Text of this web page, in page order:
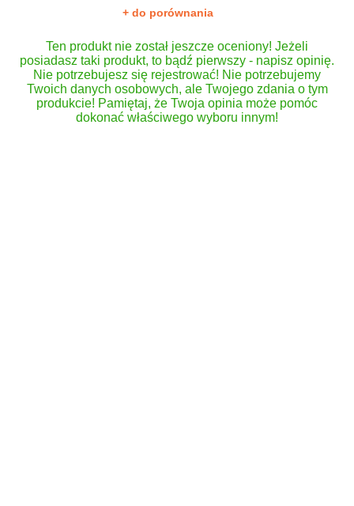
+ do porównania
Ten produkt nie został jeszcze oceniony! Jeżeli
posiadasz taki produkt, to bądź pierwszy - napisz opinię.
Nie potrzebujesz się rejestrować! Nie potrzebujemy
Twoich danych osobowych, ale Twojego zdania o tym
produkcie! Pamiętaj, że Twoja opinia może pomóc
dokonać właściwego wyboru innym!